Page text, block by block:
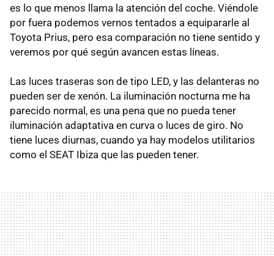
es lo que menos llama la atención del coche. Viéndole
por fuera podemos vernos tentados a equipararle al
Toyota Prius, pero esa comparación no tiene sentido y
veremos por qué según avancen estas líneas.
Las luces traseras son de tipo LED, y las delanteras no
pueden ser de xenón. La iluminación nocturna me ha
parecido normal, es una pena que no pueda tener
iluminación adaptativa en curva o luces de giro. No
tiene luces diurnas, cuando ya hay modelos utilitarios
como el SEAT Ibiza que las pueden tener.